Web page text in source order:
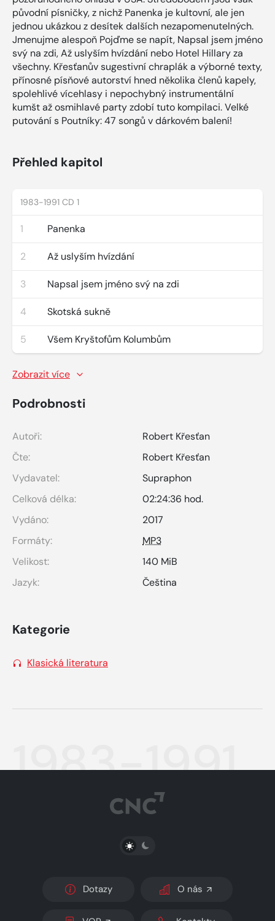
původní písničky, z nichž Panenka je kultovní, ale jen
jednou ukázkou z desítek dalších nezapomenutelných.
Jmenujme alespoň Pojďme se napít, Napsal jsem jméno
svý na zdi, Až uslyším hvízdání nebo Hotel Hillary za
všechny. Křesťanův sugestivní chraplák a výborné texty,
přínosné písňové autorství hned několika členů kapely,
spolehlivé vícehlasy i nepochybný instrumentální
kumšt až osmihlavé party zdobí tuto kompilaci. Velké
putování s Poutníky: 47 songů v dárkovém balení!
Přehled kapitol
1983-1991 CD 1
1 Panenka
2 Až uslyším hvízdání
3 Napsal jsem jméno svý na zdi
4 Skotská sukně
5 Všem Kryštofům Kolumbům
Zobrazit více
Podrobnosti
Autoři:
Robert Křesťan
Čte:
Robert Křesťan
Vydavatel:
Supraphon
Celková délka:
02:24:36 hod.
Vydáno:
2017
Formáty:
MP3
Velikost:
140 MiB
Jazyk:
Čeština
Kategorie
Klasická literatura
1983-1991
PŘEPNOUT SVĚTLÝ/TMAVÝ REŽIM
Dotazy O nás